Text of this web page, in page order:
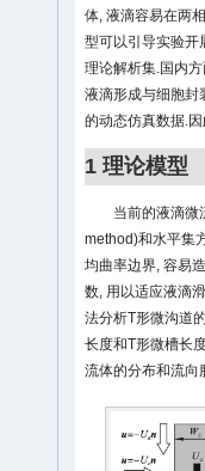
体, 液滴容易在两
型可以引导实验开
理论解析集.国内
液滴形成与细胞封
的动态仿真数据.
1 理论模型
当前的液滴微
method)和水平集
均曲率边界, 容易
数, 用以适应液滴
法分析T形微沟道
长度和T形微槽长
流体的分布和流向